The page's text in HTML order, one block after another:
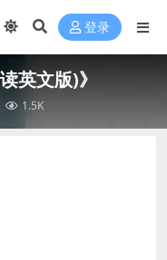
登录
英文版)》
1.5K